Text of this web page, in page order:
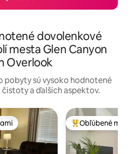
dovolenkové
mesta Glen Canyon
Overlook
pobyty sú vysoko hodnotené
a ďalších aspektov.
Najobľúbenejšie
Obľúbené